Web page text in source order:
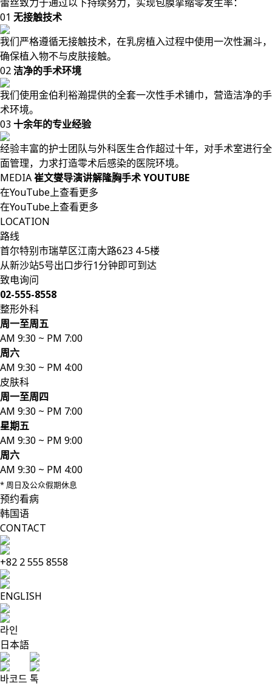
01 无接触技术
我们严格遵循无接触技术，在乳房植入过程中使用一次性漏斗，
确保植入物不与皮肤接触。
02洁净的手术环境
我们使用金伯利裕瀚提供的全套一次性手术铺巾，营造洁净的手
术环境。
03十余年的专业经验
经验丰富的护士团队与外科医生合作超过十年，对手术室进行全
面管理，力求打造零术后感染的医院环境。
MEDIA崔文燮导演讲解隆胸手术 YOUTUBE
在YouTube上查看更多
在YouTube上查看更多
LOCATION
路线
首尔特别市瑞草区江南大路623 4-5楼
从新沙站5号出口步行1分钟即可到达
致电询问
02-555-8558
整形外科
周一至周五
AM 9:30 ~ PM 7:00
周六
AM 9:30 ~ PM 4:00
皮肤科
周一至周四
AM 9:30 ~ PM 7:00
星期五
AM 9:30 ~ PM 9:00
周六
AM 9:30 ~ PM 4:00
* 周日及公众假期休息
预约看病
韩国语
CONTACT
+82 2 555 8558
ENGLISH
라인
日本語
바코드 톡